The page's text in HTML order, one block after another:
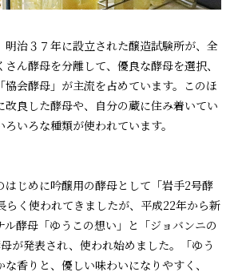
明治３７年に設立された醸造試験所が、全
ん酵母を分離して、優良な酵母を選択、
協会酵母」が主流を占めています。このほ
改良した酵母や、自分の蔵に住み着いてい
いろな種類が使われています。
はじめに吟醸用の酵母として「岩手2号酵
らく使われてきましたが、平成22年から新
ル酵母「ゆうこの想い」と「ジョバンニの
が発表され、使われ始めました。「ゆう
香りと、優しい味わいになりやすく、